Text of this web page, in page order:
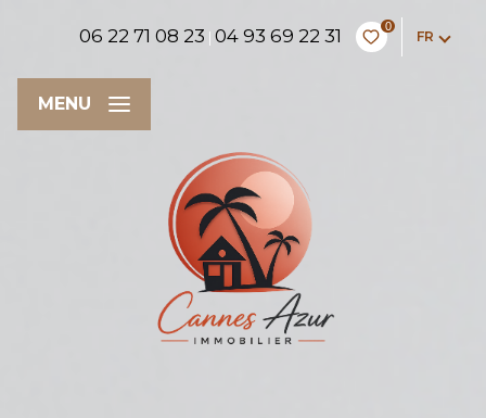
06 22 71 08 23 |04 93 69 22 31 0
FR
MENU